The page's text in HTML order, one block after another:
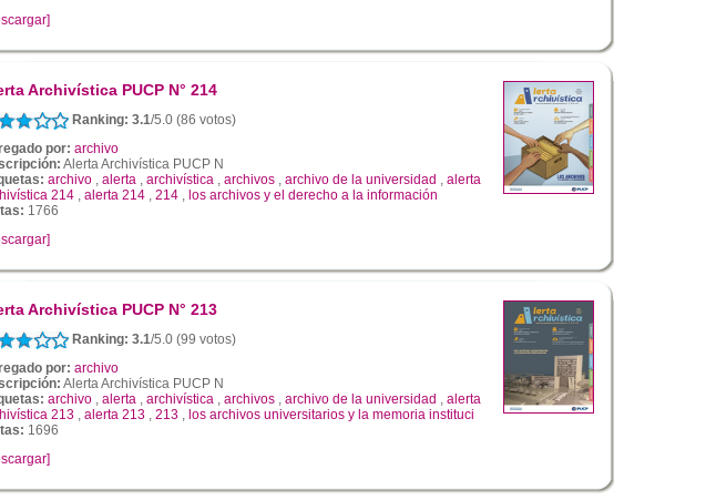
Archivística PUCP N° 214
Ranking: 3.1/5.0 (86 votos)
por: archivo
Alerta Archivística PUCP N
archivo , alerta , archivística , archivos , archivo de la universidad , alerta
214 , alerta 214 , 214 , los archivos y el derecho a la información
1766
Archivística PUCP N° 213
Ranking: 3.1/5.0 (99 votos)
por: archivo
Alerta Archivística PUCP N
archivo , alerta , archivística , archivos , archivo de la universidad , alerta
213 , alerta 213 , 213 , los archivos universitarios y la memoria instituci
1696